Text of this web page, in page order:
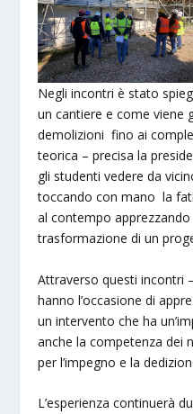
Negli incontri è stato
un cantiere e come viene
demolizioni fino ai
teorica – precisa la
gli studenti vedere da
toccando con mano la
al contempo apprezzando
trasformazione di un
Attraverso questi incontri
hanno l’occasione di
un intervento che ha
anche la competenza dei
per l’impegno e la
L’esperienza continuerà